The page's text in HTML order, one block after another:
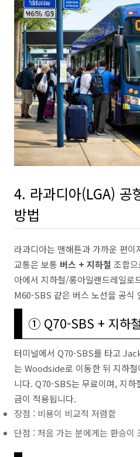
4. 라과디아(LGA) 공
방법
라과디아는 맨해튼과 가까운 편
교통은 보통 버스 + 지하철 조합
아에서 지하철/롱아일랜드레일로
M60-SBS 같은 버스 노선을 공식
① Q70-SBS + 지하
터미널에서 Q70-SBS를 타고
는 Woodside로 이동한 뒤 지하
니다. Q70-SBS는 무료이며, 지
금이 적용됩니다.
장점 : 비용이 비교적 저렴함
단점 : 처음 가는 분에게는 환승이